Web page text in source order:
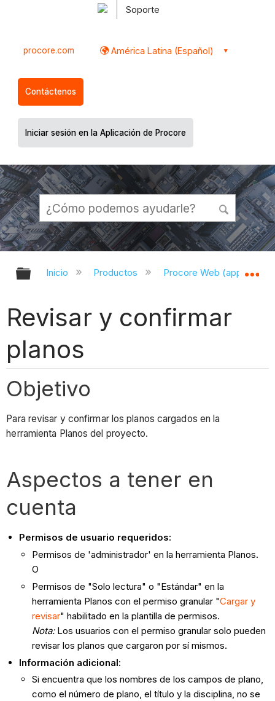
Soporte
procore.com América Latina (Español)
Contáctenos
Iniciar sesión en la Aplicación de Procore
Expandir/contraer jerarquía global
Inicio Productos Procore Web
Revisar y confirmar
planos
Objetivo
Para revisar y confirmar los planos cargados en la
herramienta Planos del proyecto.
Aspectos a tener en
cuenta
Permisos de usuario requeridos:
Permisos de 'administrador' en la herramienta Planos.
O
Permisos de "Solo lectura" o "Estándar" en la
herramienta Planos con el permiso granular "Cargar y
revisar" habilitado en la plantilla de permisos.
Nota: Los usuarios con el permiso granular solo pueden
revisar los planos que cargaron por sí mismos.
Información adicional:
Si encuentra que los nombres de los campos de plano,
como el número de plano, el título y la disciplina, no se